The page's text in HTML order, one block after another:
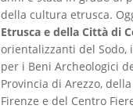
della cultura etrusca.
Etrusca e della Città di
orientalizzanti del Sodo,
per i Beni Archeologici
Provincia di Arezzo,
Firenze e del Centro